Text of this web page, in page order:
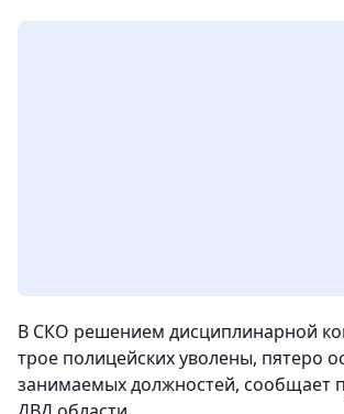
В СКО решением дисциплинарной
трое полицейских уволены, пятеро
занимаемых должностей, сообщает